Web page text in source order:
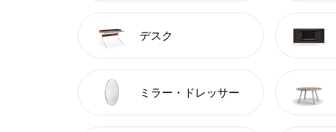
デスク
ミラー・ドレッサー